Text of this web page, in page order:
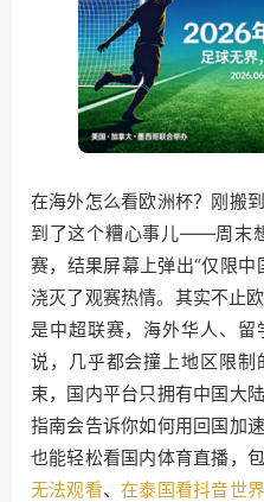
在海外怎么看欧洲杯？刚搬
到了这个糟心事儿——周末
赛，结果屏幕上弹出“仅限
浇灭了观赛热情。其实不止
是中超联赛，海外华人、
说，几乎都会撞上地区限
束，国内平台只拥有中国大
指南会告诉你如何用回国加
也能轻松看国内体育直播，
无法观看、在泰国看抖音世